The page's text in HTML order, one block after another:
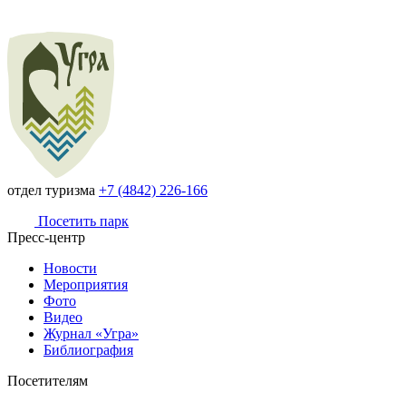
отдел туризма +7 (4842) 226-166
Посетить парк
Пресс-центр
Новости
Мероприятия
Фото
Видео
Журнал «Угра»
Библиография
Посетителям